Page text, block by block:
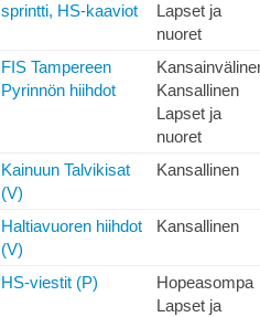
sprintti, HS-kaaviot
Lapset ja
nuoret
FIS Tampereen
Pyrinnön hiihdot
Kansallinen
Lapset ja
nuoret
Kainuun Talvikisat
(V)
Kansallinen
Haltiavuoren hiihdot
(V)
Kansallinen
HS-viestit (P)
Hopeasompa
Lapset ja